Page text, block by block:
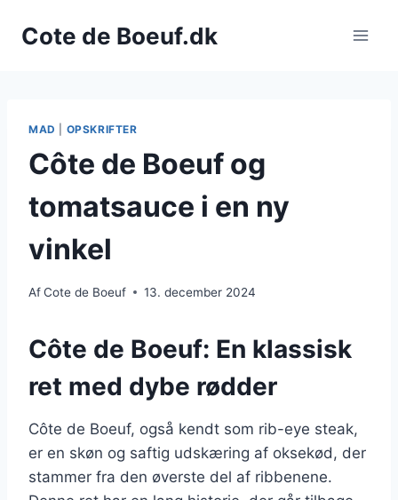
Cote de Boeuf.dk
MAD OPSKRIFTER
Côte de Boeuf og
tomatsauce i en ny
vinkel
AfCote de Boeuf 13. december 2024
Côte de Boeuf: En klassisk
ret med dybe rødder
Côte de Boeuf, også kendt som rib-eye steak,
er en skøn og saftig udskæring af oksekød, der
stammer fra den øverste del af ribbenene.